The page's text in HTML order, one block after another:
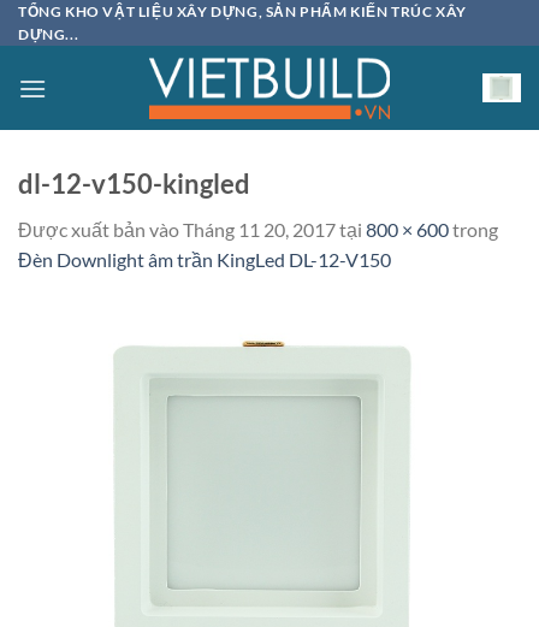
Bỏ
qua
dung
TỔNG KHO VẬT LIỆU XÂY DỰNG, SẢN PHẨM KIẾN TRÚC XÂY
DỰNG...
dl-12-v150-kingled
Được xuất bản vàoTháng 11 20, 2017tại 800 × 600trong
Đèn Downlight âm trần KingLed DL-12-V150